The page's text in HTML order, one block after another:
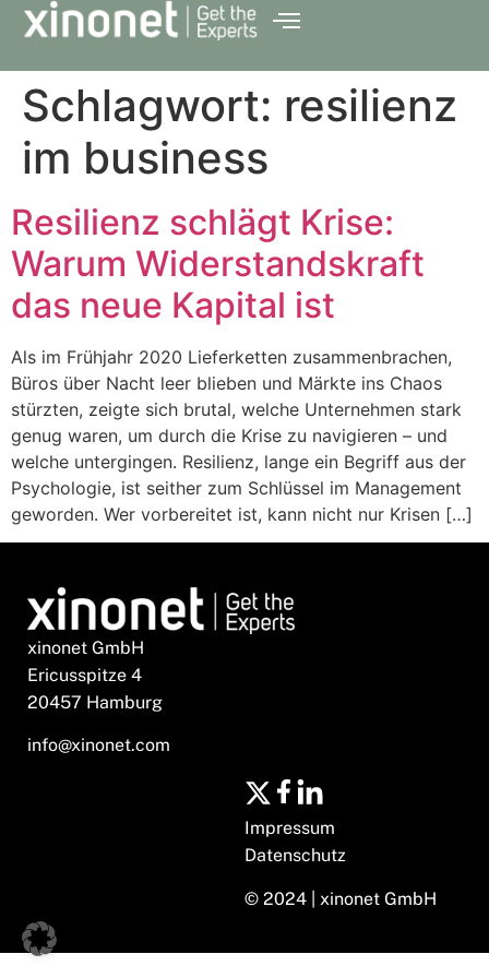
Schlagwort: resilienz
im business
Resilienz schlägt Krise:
Warum Widerstandskraft
das neue Kapital ist
Als im Frühjahr 2020 Lieferketten zusammenbrachen,
Büros über Nacht leer blieben und Märkte ins Chaos
stürzten, zeigte sich brutal, welche Unternehmen stark
genug waren, um durch die Krise zu navigieren – und
welche untergingen. Resilienz, lange ein Begriff aus der
Psychologie, ist seither zum Schlüssel im Management
geworden. Wer vorbereitet ist, kann nicht nur Krisen […]
xinonet GmbH
Ericusspitze 4
20457 Hamburg
info@xinonet.com
Impressum
Datenschutz
© 2024 | xinonet GmbH